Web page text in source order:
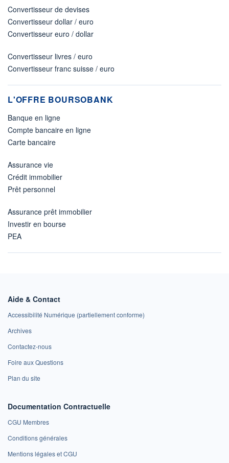
Convertisseur de devises
Convertisseur dollar / euro
Convertisseur euro / dollar
Convertisseur livres / euro
Convertisseur franc suisse / euro
L'OFFRE BOURSOBANK
Banque en ligne
Compte bancaire en ligne
Carte bancaire
Assurance vie
Crédit immobilier
Prêt personnel
Assurance prêt immobilier
Investir en bourse
PEA
Aide & Contact
Accessibilité Numérique (partiellement conforme)
Archives
Contactez-nous
Foire aux Questions
Plan du site
Documentation Contractuelle
CGU Membres
Conditions générales
Mentions légales et CGU